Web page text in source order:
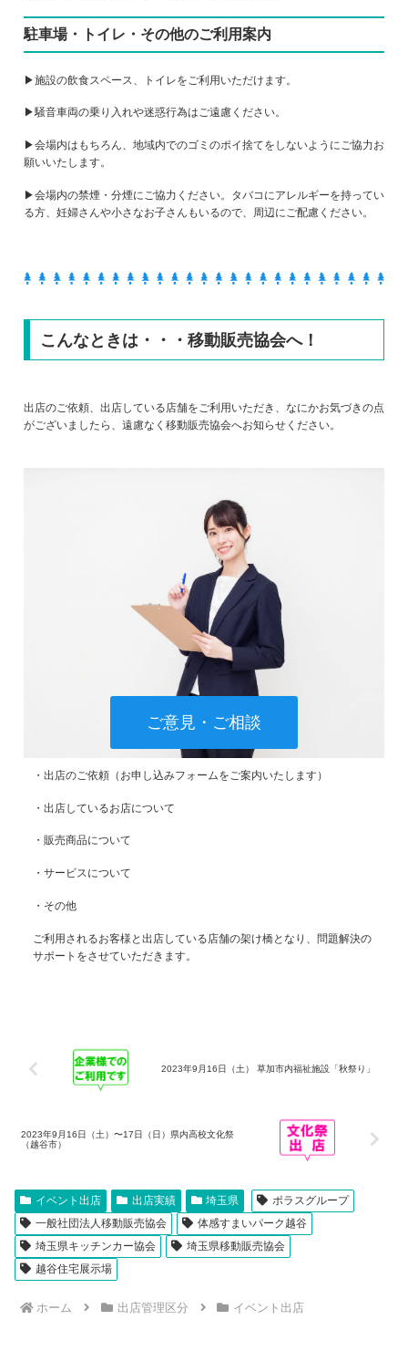
駐車場・トイレ・その他のご利用案内
▶施設の飲食スペース、トイレをご利用いただけます。
▶騒音車両の乗り入れや迷惑行為はご遠慮ください。
▶会場内はもちろん、地域内でのゴミのポイ捨てをしないようにご協力お
願いいたします。
▶会場内の禁煙・分煙にご協力ください。タバコにアレルギーを持ってい
る方、妊婦さんや小さなお子さんもいるので、周辺にご配慮ください。
こんなときは・・・移動販売協会へ！
出店のご依頼、出店している店舗をご利用いただき、なにかお気づきの点
がございましたら、遠慮なく移動販売協会へお知らせください。
ご意見・ご相談
・出店のご依頼（お申し込みフォームをご案内いたします）
・出店しているお店について
・販売商品について
・サービスについて
・その他
ご利用されるお客様と出店している店舗の架け橋となり、問題解決の
サポートをさせていただきます。
2023年9月16日（土） 草加市内福祉施設「秋祭り」
2023年9月16日（土）〜17日（日）県内高校文化祭
（越谷市）
イベント出店 出店実績 埼玉県
ポラスグループ
一般社団法人移動販売協会
体感すまいパーク越谷
埼玉県キッチンカー協会
埼玉県移動販売協会
越谷住宅展示場
ホーム 出店管理区分 イベント出店